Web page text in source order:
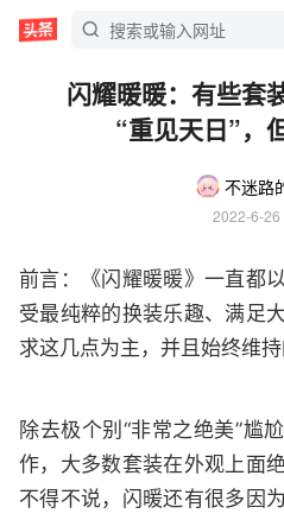
闪耀暖暖：有些套
“重见天日”，
2022-6-26
前言：《闪耀暖暖》一直都
受最纯粹的换装乐趣、满足
求这几点为主，并且始终维持
除去极个别“非常之绝美”尴
作，大多数套装在外观上面
不得不说，闪暖还有很多因